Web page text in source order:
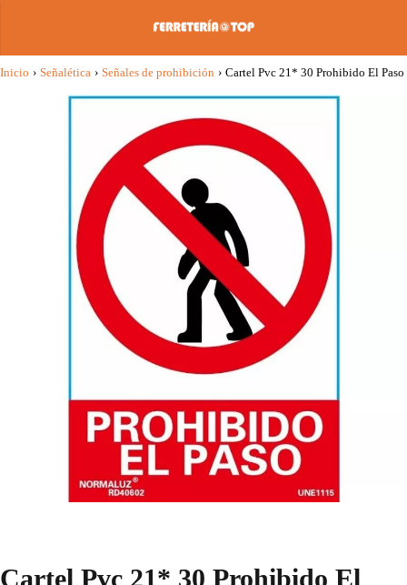
Inicio › Señalética › Señales de prohibición › Cartel Pvc 21* 30 Prohibido El Paso
Cartel Pvc 21* 30 Prohibido El